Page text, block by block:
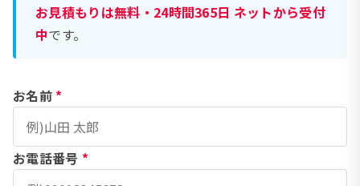
お見積もりは無料・24時間365日 ネットから受付
中です。
お名前 *
お電話番号 *